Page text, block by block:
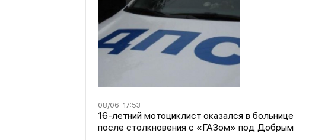
08/06 17:53
16-летний мотоциклист оказался в больнице
после столкновения с «ГАЗом» под Добрым